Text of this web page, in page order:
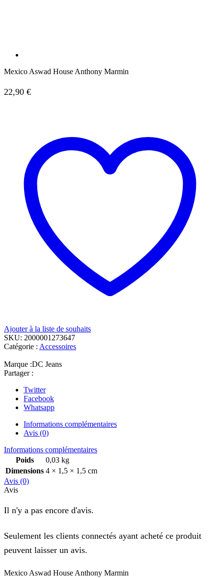
Mexico Aswad House Anthony Marmin
22,90 €
Ajouter à la liste de souhaits
SKU: 2000001273647
Catégorie : Accessoires
Marque :DC Jeans
Partager :
Twitter
Facebook
Whatsapp
Informations complémentaires
Avis (0)
Informations complémentaires
Poids
0,03 kg
Dimensions 4 × 1,5 × 1,5 cm
Avis (0)
Avis
Il n'y a pas encore d'avis.
Seulement les clients connectés ayant acheté ce produit
peuvent laisser un avis.
Mexico Aswad House Anthony Marmin